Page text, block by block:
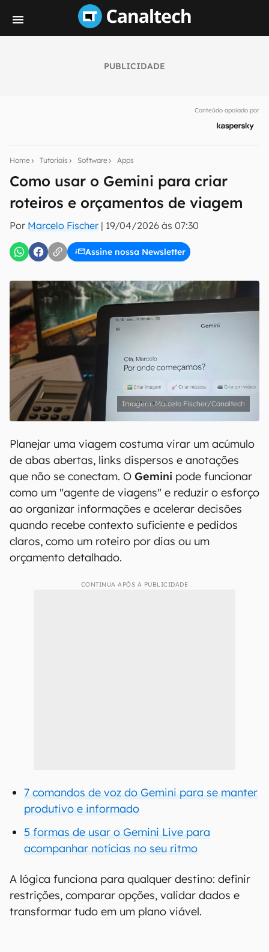
PUBLICIDADE
Conteúdo apoiado por
Home Tutoriais Software Apps
Como usar o Gemini para criar
roteiros e orçamentos de viagem
Por Marcelo Fischer | 19/04/2026 às 07:30
Assine nossa Newsletter
notícias e reviews sobre tecnologia em primeira
inscreva-se
Uso e Política de Privacidade do Canaltech.
Marcelo Fischer/Canaltech
Planejar uma viagem costuma virar um acúmulo
de abas abertas, links dispersos e anotações
que não se conectam. O Gemini pode funcionar
como um "agente de viagens" e reduzir o esforço
ao organizar informações e acelerar decisões
quando recebe contexto suficiente e pedidos
claros, como um roteiro por dias ou um
orçamento detalhado.
CONTINUA APÓS A PUBLICIDADE
7 comandos de voz do Gemini para se manter
produtivo e informado
5 formas de usar o Gemini Live para
acompanhar notícias no seu ritmo
A lógica funciona para qualquer destino: definir
restrições, comparar opções, validar dados e
transformar tudo em um plano viável.